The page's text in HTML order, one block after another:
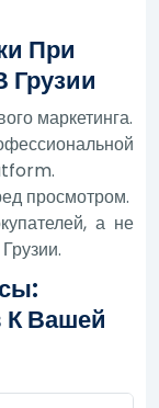
При
маркетинга.
просмотром.
а не
К Вашей